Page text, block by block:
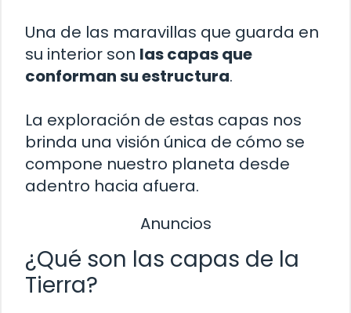
Una de las maravillas que guarda en
su interior son las capas que
conforman su estructura.
La exploración de estas capas nos
brinda una visión única de cómo se
compone nuestro planeta desde
adentro hacia afuera.
Anuncios
¿Qué son las capas de la
Tierra?